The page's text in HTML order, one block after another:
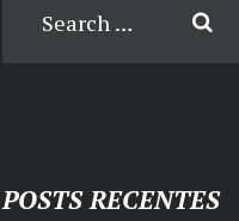
POSTS RECENTES